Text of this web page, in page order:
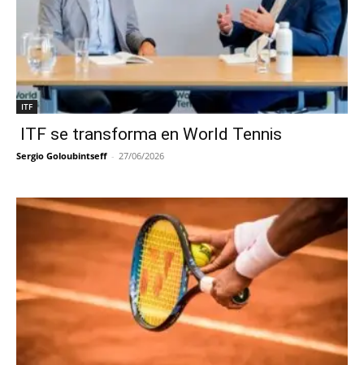
ITF
ITF se transforma en World Tennis
Sergio Goloubintseff - 27/06/2026